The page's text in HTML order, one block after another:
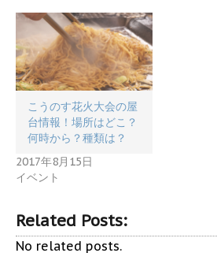
こうのす花火大会の屋
台情報！場所はどこ？
何時から？種類は？
2017年8月15日
イベント
Related Posts:
No related posts.